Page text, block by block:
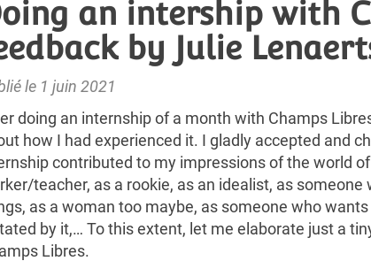
an intership with
by Julie
le 1 juin 2021
doing an internship of a month with Champs
how I had experienced it. I gladly accepted and
contributed to my impressions of the world
teacher, as a rookie, as an idealist, as
as a woman too maybe, as someone who
by it,… To this extent, let me elaborate just a
Libres.